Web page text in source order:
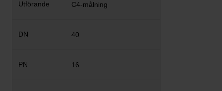
C4-målning
40
16